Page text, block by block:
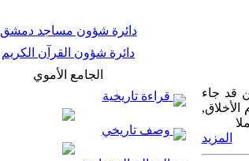
دائرة شؤون مساجد دمشق
دائرة شؤون القرآن الكريم
الجامع الأموي
قراءة تاريخية
وصف تاريخي
قد جاء
المزيد